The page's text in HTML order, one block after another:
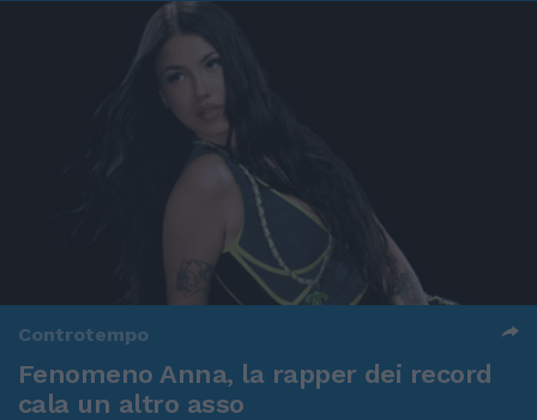
Controtempo
Fenomeno Anna, la rapper dei record
cala un altro asso